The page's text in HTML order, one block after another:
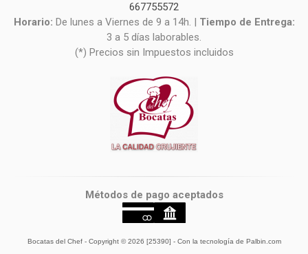
667755572
Horario: De lunes a Viernes de 9 a 14h. | Tiempo de Entrega:
3 a 5 días laborables.
(*) Precios sin Impuestos incluidos
Métodos de pago aceptados
Bocatas del Chef- Copyright © 2026 [25390] - Con la tecnología de Palbin.com